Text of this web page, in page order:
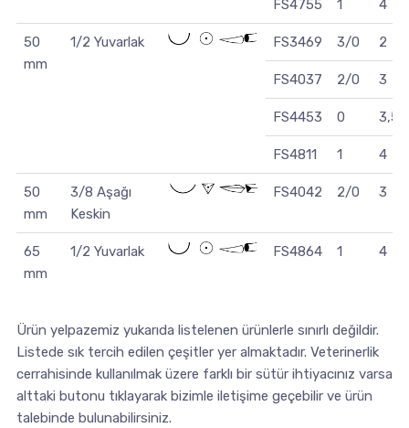
FS4755 1 4
50
mm
1/2 Yuvarlak FS3469 3/0 2
FS4037 2/0 3
FS4453 0 3,5
FS4811 1 4
50
mm
3/8 Aşağı
Keskin
FS4042 2/0 3
65
mm
1/2 Yuvarlak FS4864 1 4
Ürün yelpazemiz yukarıda listelenen ürünlerle sınırlı değildir.
Listede sık tercih edilen çeşitler yer almaktadır. Veterinerlik
cerrahisinde kullanılmak üzere farklı bir sütür ihtiyacınız varsa
alttaki butonu tıklayarak bizimle iletişime geçebilir ve ürün
talebinde bulunabilirsiniz.